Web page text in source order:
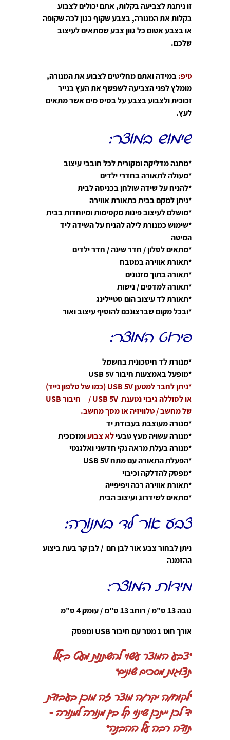
זו ניתנת לצביעה בקלות, אתם יכולים לצבוע
בקלות את המנורה, בצבע שקוף כגון לכה שקופה
או בצבע אטום כל גוון צבע שמתאים לעיצוב
שלכם.
טיפ:במידה ואתם מחליטים לצבוע את המנורה,
מומלץ לפני הצביעה לשפשף את העץ בנייר
זכוכית ולצבוע בצבע על בסיס מים אשר מתאים
לעץ.
שימוש במוצר:
*מתנה מדליקה ומקורית לכל חובבי עיצוב
*מעולה לתאורה בחדרי ילדים
*להניח על שידה שולחן בכניסה לבית
*ניתן למקם בבית כתאורת אווירה
*מושלם לעיצוב פינות מקסימות ומיוחדות בבית
*שימוש כמנורת לילה להניח על השידה ליד
המיטה
*מתאים לסלון / חדר שינה / חדר ילדים
*תאורת אווירה במטבח
*תאורה בתוך מזנונים
*תאורה למדפים / נישות
*תאורת לד עיצוב הום סטיילינג
*ובכל מקום שברצונכם להוסיף עיצוב ואור
פירוט המוצר:
*מנורת לד חיסכונית בחשמל
*מופעל באמצעות חיבור USB 5V
*ניתן לחבר למטען USB 5V (כמו של טלפון נייד)
או לסוללה גיבוי נטענת USB 5V / חיבור USB
של מחשב / טלוויזיה או מסך מחשב.
*מנורה מעוצבת בעבודת יד
*מנורה עשויה מעץ טבעילא צבועומזכוכית
*מנורה בעלת מראה נקי חדשני ואלגנטי
*הפעלת התאורה עם מתח USB 5V
*מפסק להדלקה וכיבוי
*תאורת אווירה רכה ויפיפייה
*מתאים לשידרוג ועיצוב הבית
צבע אור לד במנורה:
ניתן לבחור צבע אור לבן חם / לבן קר בעת ביצוע
ההזמנה
מידות המוצר:
גובה 13 ס"מ / רוחב 13 ס"מ / עומק 4 ס"מ
אורך חוט 1 מטר עם חיבור USB ומפסק
*צבע המוצר עשוי להשתנות מעט בגלל
תצוגות מסכים שונים*
*לקוח/ה יקר/המוצר זה מוכן בעבודת
יד לכן ייתכן שינוי קל בין מנורה למנורה -
תודה רבה על ההבנה*